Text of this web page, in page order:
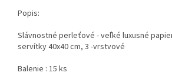
Popis:
Slávnostné perleťové - veľké luxusné
servítky 40x40 cm, 3 -vrstvové
Balenie : 15 ks